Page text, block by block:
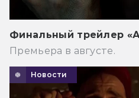
Финальный трейлер
Премьера в августе.
Новости